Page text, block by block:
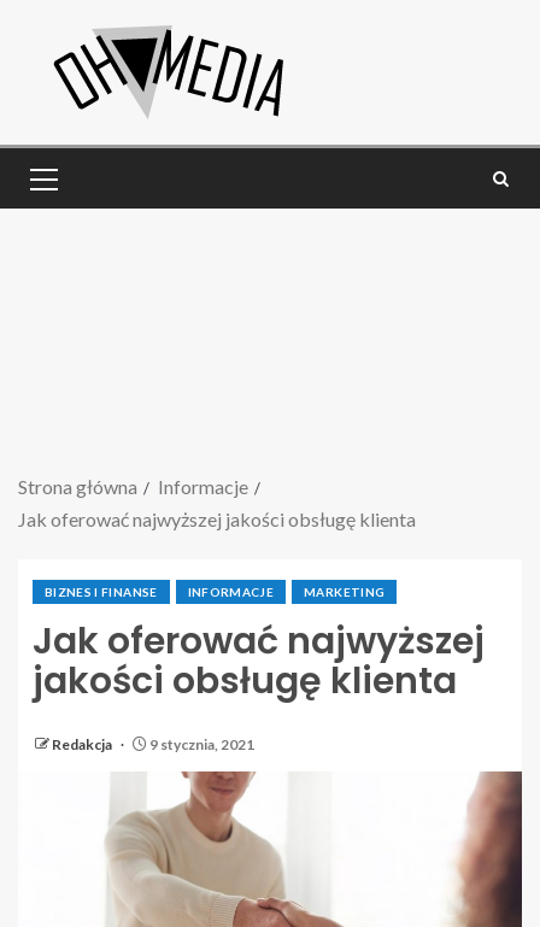
Strona główna
Informacje
Jak oferować najwyższej jakości obsługę klienta
BIZNES I FINANSE INFORMACJE MARKETING
Jak oferować najwyższej
jakości obsługę klienta
Redakcja 9 stycznia, 2021